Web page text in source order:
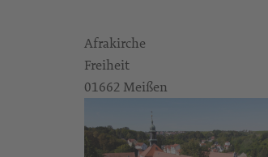
Afrakirche
Freiheit
01662 Meißen